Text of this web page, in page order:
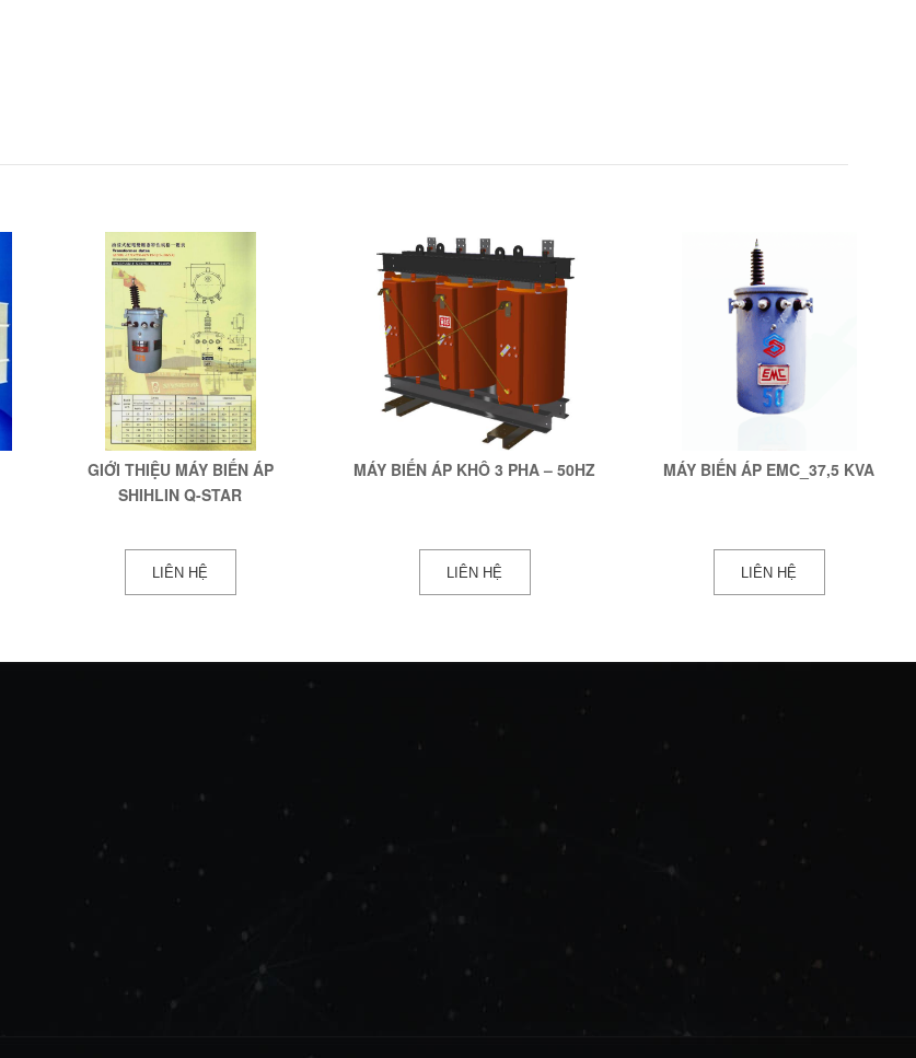
GIỚI THIỆU MÁY BIẾN ÁP
SHIHLIN Q-STAR
LIÊN HỆ
MÁY BIẾN ÁP KHÔ 3 PHA – 50HZ
LIÊN HỆ
MÁY BIẾN ÁP EMC_37,5 KVA
LIÊN HỆ